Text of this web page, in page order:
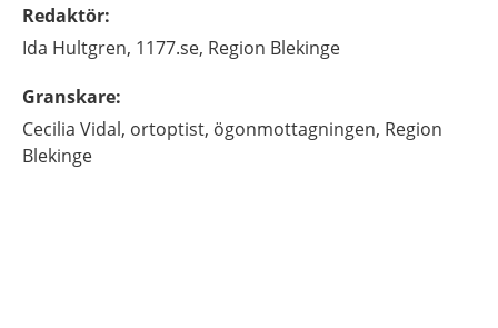
Redaktör:
Ida Hultgren, 1177.se, Region Blekinge
Granskare:
Cecilia Vidal, ortoptist, ögonmottagningen, Region
Blekinge